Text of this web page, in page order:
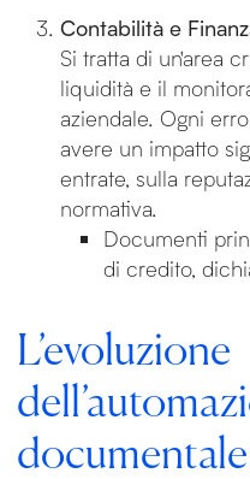
Contabilità e
Si tratta di un'area
liquidità e il
aziendale. Ogni
avere un impatto
entrate, sulla
normativa.
Documenti
di credito,
L’evoluzione
documentale